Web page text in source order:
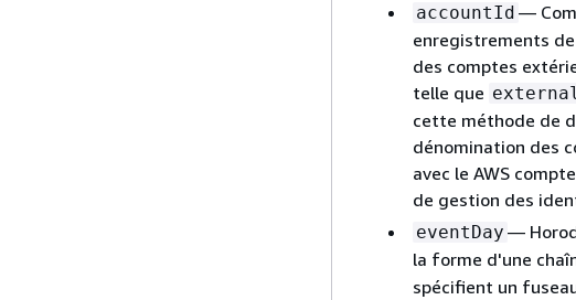
accountId —
enregistrements
des comptes
telle que external
cette méthode de
dénomination des
avec le AWS
de gestion des
eventDay —
la forme d'une
spécifient un